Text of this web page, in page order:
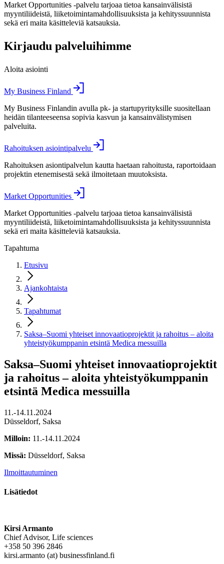
Market Opportunities -palvelu tarjoaa tietoa kansainvälisistä
myyntiliideistä, liiketoimintamahdollisuuksista ja kehityssuunnista
sekä eri maita käsitteleviä katsauksia.
Kirjaudu palveluihimme
Aloita asiointi
My Business Finland
My Business Finlandin avulla pk- ja startupyrityksille suositellaan
heidän tilanteeseensa sopivia kasvun ja kansainvälistymisen
palveluita.
Rahoituksen asiointipalvelu
Rahoituksen asiontipalvelun kautta haetaan rahoitusta, raportoidaan
projektin etenemisestä sekä ilmoitetaan muutoksista.
Market Opportunities
Market Opportunities -palvelu tarjoaa tietoa kansainvälisistä
myyntiliideistä, liiketoimintamahdollisuuksista ja kehityssuunnista
sekä eri maita käsitteleviä katsauksia.
Tapahtuma
Etusivu
Ajankohtaista
Tapahtumat
Saksa–Suomi yhteiset innovaatioprojektit ja rahoitus – aloita
yhteistyökumppanin etsintä Medica messuilla
Saksa–Suomi yhteiset innovaatioprojektit
ja rahoitus – aloita yhteistyökumppanin
etsintä Medica messuilla
11.-14.11.2024
Düsseldorf, Saksa
Milloin: 11.-14.11.2024
Missä: Düsseldorf, Saksa
Ilmoittautuminen
Lisätiedot
Kirsi Armanto
Chief Advisor, Life sciences
+358 50 396 2846
kirsi.armanto (at) businessfinland.fi